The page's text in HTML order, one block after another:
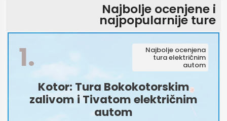
Najbolje ocenjene i
najpopularnije ture
1. Najbolje ocenjena
tura električnim
autom
Kotor: Tura Bokokotorskim
zalivom i Tivatom električnim
autom